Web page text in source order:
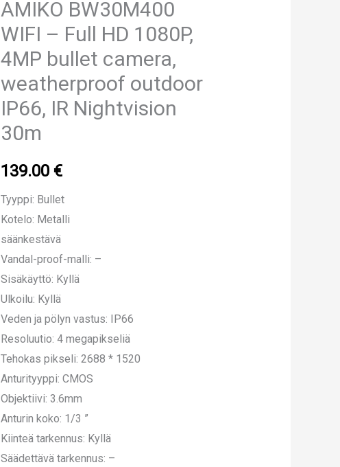
AMIKO BW30M400
WIFI – Full HD 1080P,
4MP bullet camera,
weatherproof outdoor
IP66, IR Nightvision
30m
139.00€
Tyyppi: Bullet
Kotelo: Metalli
säänkestävä
Vandal-proof-malli: –
Sisäkäyttö: Kyllä
Ulkoilu: Kyllä
Veden ja pölyn vastus: IP66
Resoluutio: 4 megapikseliä
Tehokas pikseli: 2688 * 1520
Anturityyppi: CMOS
Objektiivi: 3.6mm
Anturin koko: 1/3 ”
Kiinteä tarkennus: Kyllä
Säädettävä tarkennus: –